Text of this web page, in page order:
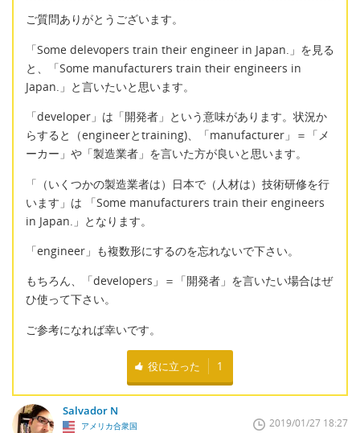
ご質問ありがとうございます。
「Some delevopers train their engineer in Japan.」を見る
と、「Some manufacturers train their engineers in
Japan.」と言いたいと思います。
「developer」は「開発者」という意味があります。状況か
らすると（engineerとtraining)、「manufacturer」＝「メ
ーカー」や「製造業者」を言いた方が良いと思います。
「（いくつかの製造業者は）日本で（人材は）技術研修を行
います」は 「Some manufacturers train their engineers
in Japan.」となります。
「engineer」も複数形にするのを忘れないで下さい。
もちろん、「developers」＝「開発者」を言いたい場合はぜ
ひ使って下さい。
ご参考になれば幸いです。
役に立った 1
Salvador N
アメリカ合衆国 2019/01/27 18:27